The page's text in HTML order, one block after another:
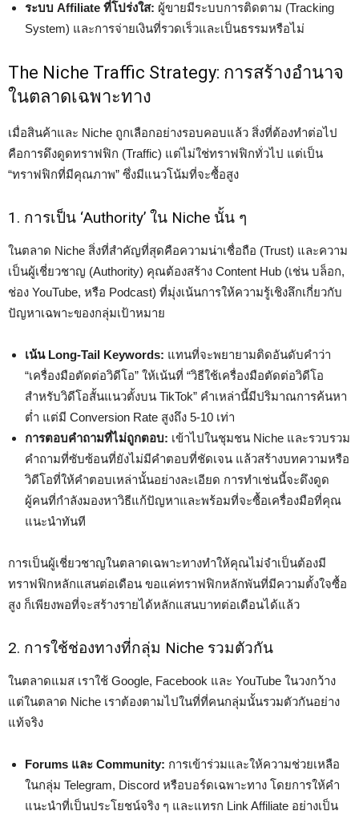
ระบบ Affiliate ที่โปร่งใส: ผู้ขายมีระบบการติดตาม (Tracking
System) และการจ่ายเงินที่รวดเร็วและเป็นธรรมหรือไม่
The Niche Traffic Strategy: การสร้างอำนาจ
ในตลาดเฉพาะทาง
เมื่อสินค้าและ Niche ถูกเลือกอย่างรอบคอบแล้ว สิ่งที่ต้องทำต่อไป
คือการดึงดูดทราฟฟิก (Traffic) แต่ไม่ใช่ทราฟฟิกทั่วไป แต่เป็น
“ทราฟฟิกที่มีคุณภาพ” ซึ่งมีแนวโน้มที่จะซื้อสูง
1. การเป็น ‘Authority’ ใน Niche นั้น ๆ
ในตลาด Niche สิ่งที่สำคัญที่สุดคือความน่าเชื่อถือ (Trust) และความ
เป็นผู้เชี่ยวชาญ (Authority) คุณต้องสร้าง Content Hub (เช่น บล็อก,
ช่อง YouTube, หรือ Podcast) ที่มุ่งเน้นการให้ความรู้เชิงลึกเกี่ยวกับ
ปัญหาเฉพาะของกลุ่มเป้าหมาย
เน้น Long-Tail Keywords: แทนที่จะพยายามติดอันดับคำว่า
“เครื่องมือตัดต่อวิดีโอ” ให้เน้นที่ “วิธีใช้เครื่องมือตัดต่อวิดีโอ
สำหรับวิดีโอสั้นแนวตั้งบน TikTok” คำเหล่านี้มีปริมาณการค้นหา
ต่ำ แต่มี Conversion Rate สูงถึง 5-10 เท่า
การตอบคำถามที่ไม่ถูกตอบ: เข้าไปในชุมชน Niche และรวบรวม
คำถามที่ซับซ้อนที่ยังไม่มีคำตอบที่ชัดเจน แล้วสร้างบทความหรือ
วิดีโอที่ให้คำตอบเหล่านั้นอย่างละเอียด การทำเช่นนี้จะดึงดูด
ผู้คนที่กำลังมองหาวิธีแก้ปัญหาและพร้อมที่จะซื้อเครื่องมือที่คุณ
แนะนำทันที
การเป็นผู้เชี่ยวชาญในตลาดเฉพาะทางทำให้คุณไม่จำเป็นต้องมี
ทราฟฟิกหลักแสนต่อเดือน ขอแค่ทราฟฟิกหลักพันที่มีความตั้งใจซื้อ
สูง ก็เพียงพอที่จะสร้างรายได้หลักแสนบาทต่อเดือนได้แล้ว
2. การใช้ช่องทางที่กลุ่ม Niche รวมตัวกัน
ในตลาดแมส เราใช้ Google, Facebook และ YouTube ในวงกว้าง
แต่ในตลาด Niche เราต้องตามไปในที่ที่คนกลุ่มนั้นรวมตัวกันอย่าง
แท้จริง
Forums และ Community: การเข้าร่วมและให้ความช่วยเหลือ
ในกลุ่ม Telegram, Discord หรือบอร์ดเฉพาะทาง โดยการให้คำ
แนะนำที่เป็นประโยชน์จริง ๆ และแทรก Link Affiliate อย่างเป็น